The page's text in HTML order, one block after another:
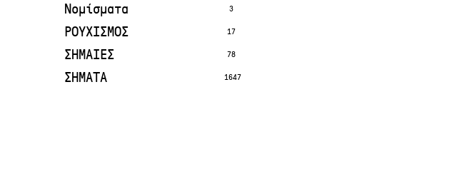
Νομίσματα 3
ΡΟΥΧΙΣΜΟΣ 17
ΣΗΜΑΙΕΣ 78
ΣΗΜΑΤΑ 1647